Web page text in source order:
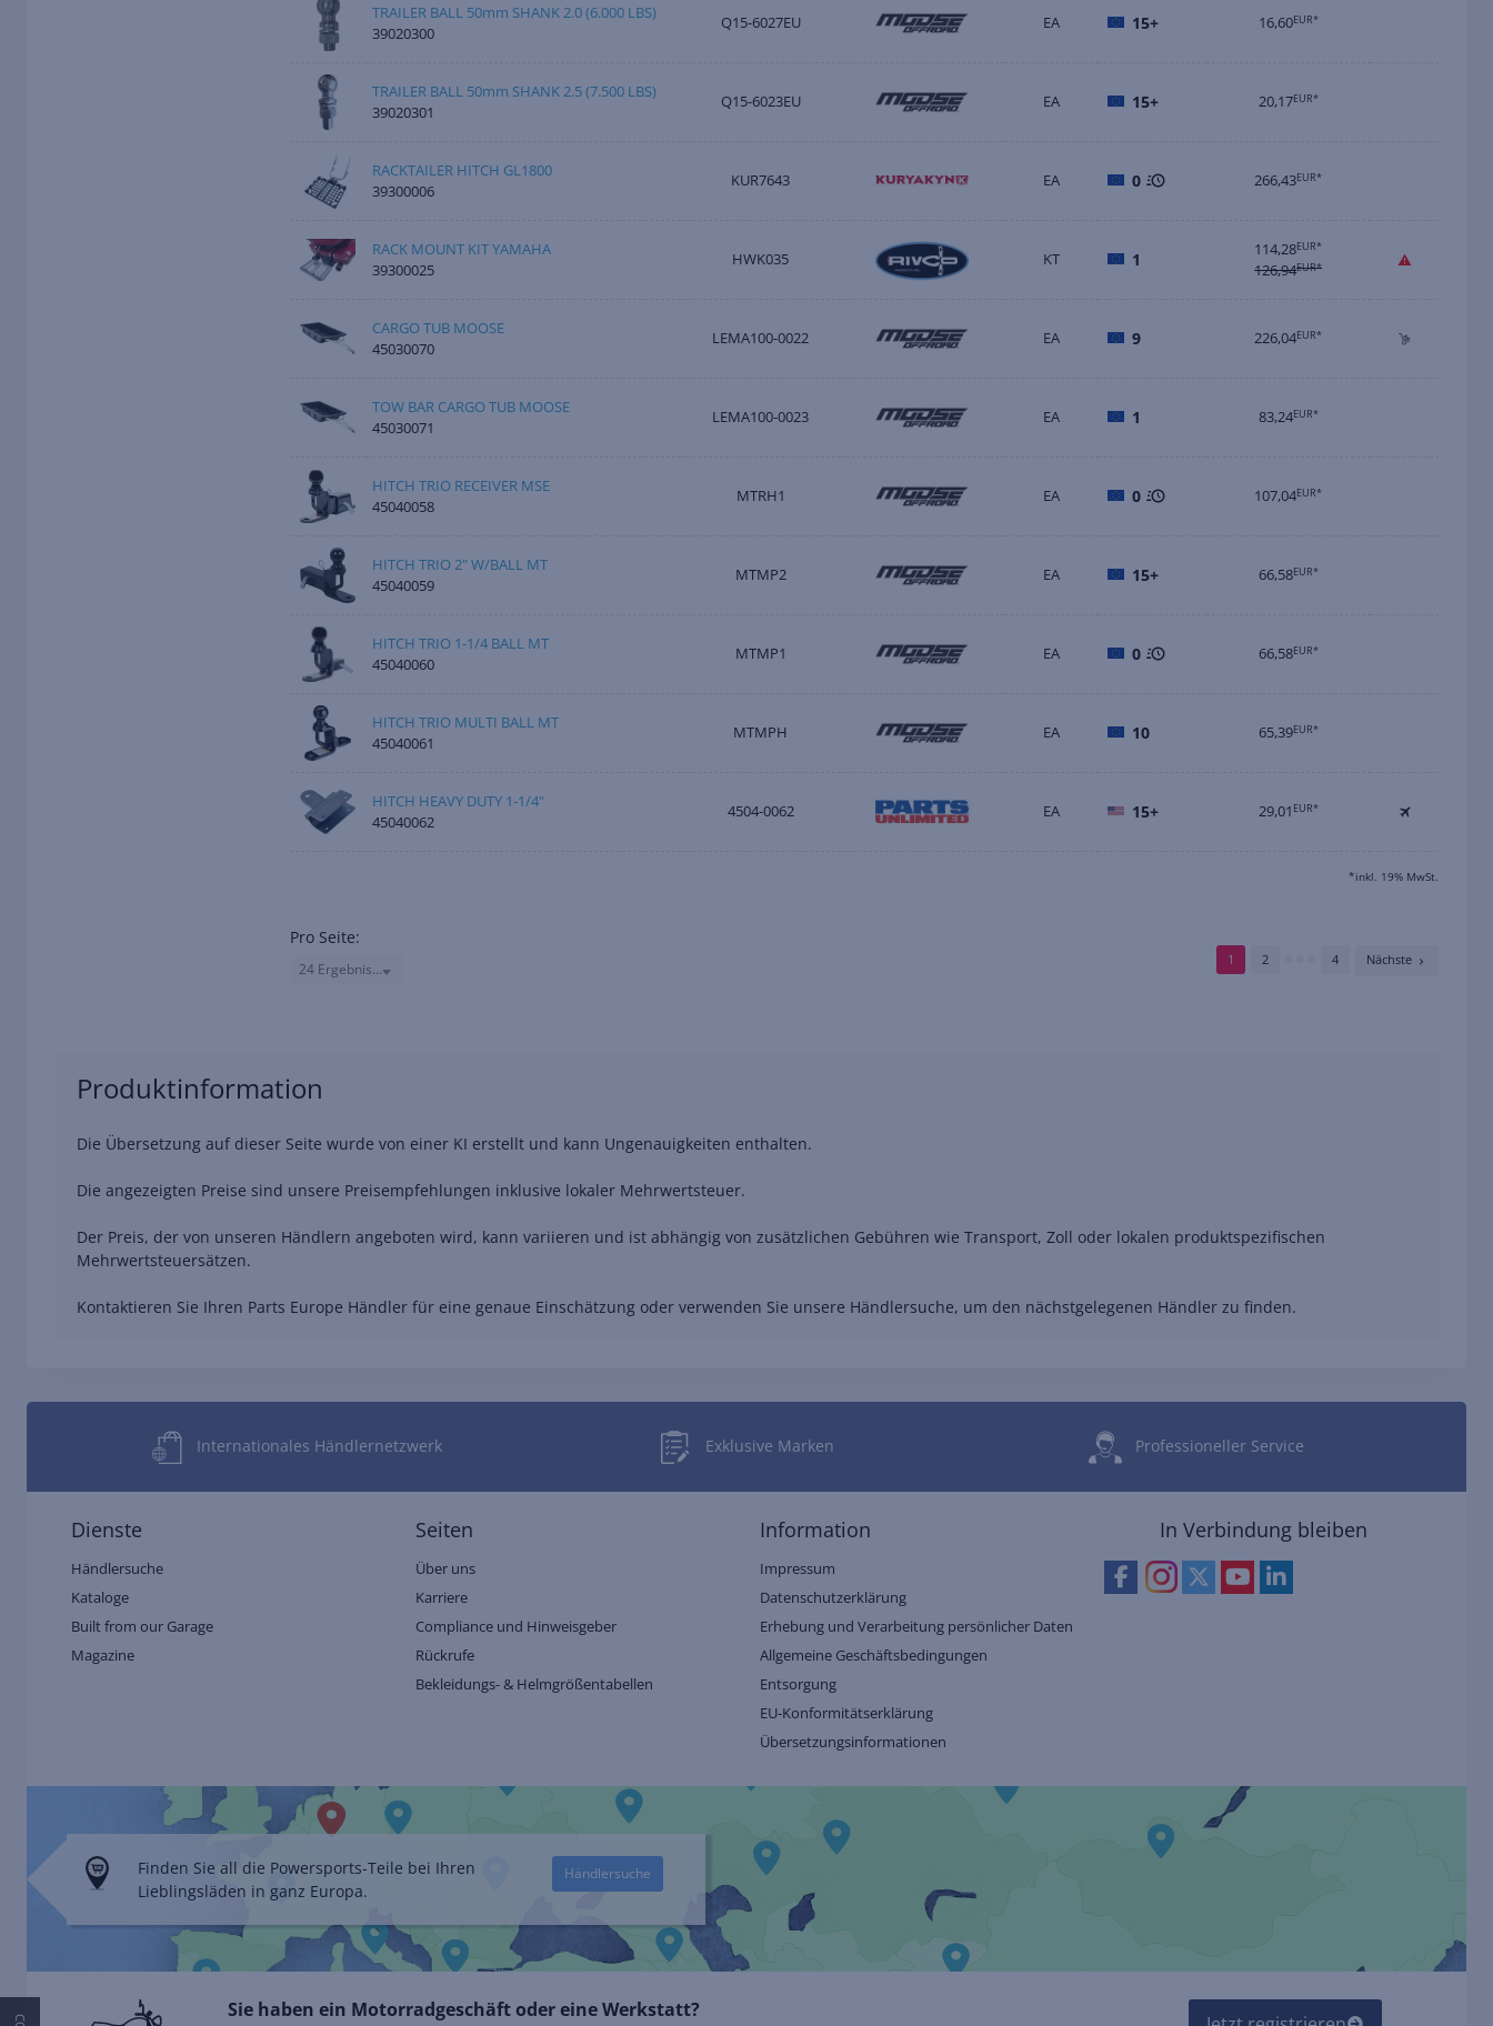
TRAILER BALL 50mm SHANK 2.0 (6.000 LBS)
39020300
Q15-6027EU EA 15+ 16,60EUR*
TRAILER BALL 50mm SHANK 2.5 (7.500 LBS)
39020301
Q15-6023EU EA 15+ 20,17EUR*
RACKTAILER HITCH GL1800
39300006
KUR7643 EA 0 266,43EUR*
RACK MOUNT KIT YAMAHA
39300025
HWK035 KT 1 114,28EUR*
126,94EUR*
CARGO TUB MOOSE
45030070
LEMA100-0022 EA 9 226,04EUR*
TOW BAR CARGO TUB MOOSE
45030071
LEMA100-0023 EA 1 83,24EUR*
HITCH TRIO RECEIVER MSE
45040058
MTRH1 EA 0 107,04EUR*
HITCH TRIO 2" W/BALL MT
45040059
MTMP2 EA 15+ 66,58EUR*
HITCH TRIO 1-1/4 BALL MT
45040060
MTMP1 EA 0 66,58EUR*
HITCH TRIO MULTI BALL MT
45040061
MTMPH EA 10 65,39EUR*
HITCH HEAVY DUTY 1-1/4"
45040062
4504-0062 EA 15+ 29,01 EUR*
*inkl. 19% MwSt.
Pro Seite:
24 Ergebnisse
1 2 4 Nächste
Produktinformation
Die Übersetzung auf dieser Seite wurde von einer KI erstellt und kann Ungenauigkeiten enthalten.
Die angezeigten Preise sind unsere Preisempfehlungen inklusive lokaler Mehrwertsteuer.
Der Preis, der von unseren Händlern angeboten wird, kann variieren und ist abhängig von zusätzlichen Gebühren wie Transport, Zoll oder lokalen produktspezifischen
Mehrwertsteuersätzen.
Kontaktieren Sie Ihren Parts Europe Händler für eine genaue Einschätzung oder verwenden Sie unsere Händlersuche, um den nächstgelegenen Händler zu finden.
Internationales Händlernetzwerk Exklusive Marken Professioneller Service
Dienste
Händlersuche
Kataloge
Built from our Garage
Magazine
Seiten
Über uns
Karriere
Compliance und Hinweisgeber
Rückrufe
Bekleidungs- & Helmgrößentabellen
Information
Impressum
Datenschutzerklärung
Erhebung und Verarbeitung persönlicher Daten
Allgemeine Geschäftsbedingungen
Entsorgung
EU-Konformitätserklärung
Übersetzungsinformationen
In Verbindung bleiben
Finden Sie all die Powersports-Teile bei Ihren
Lieblingsläden in ganz Europa.
Händlersuche
Sie haben ein Motorradgeschäft oder eine Werkstatt?